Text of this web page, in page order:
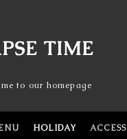
TIME
to our homepage
HOLIDAY ACCESS